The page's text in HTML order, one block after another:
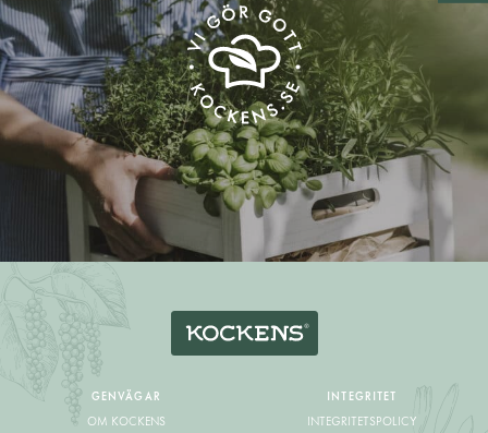
GENVÄGAR
OM KOCKENS
INTEGRITET
INTEGRITETSPOLICY